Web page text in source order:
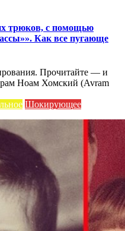
трюков, с помощью
Как все пугающе
Прочитайте — и
Ноам Хомский (Avram
Шокирующее